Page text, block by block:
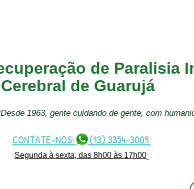
de Paralisia
Cerebral de Guarujá
CONTATE-NOS: (13) 3354-3009
Segunda à sexta, das 8h00 às 17h00
1963, gente cuidando de gente, com